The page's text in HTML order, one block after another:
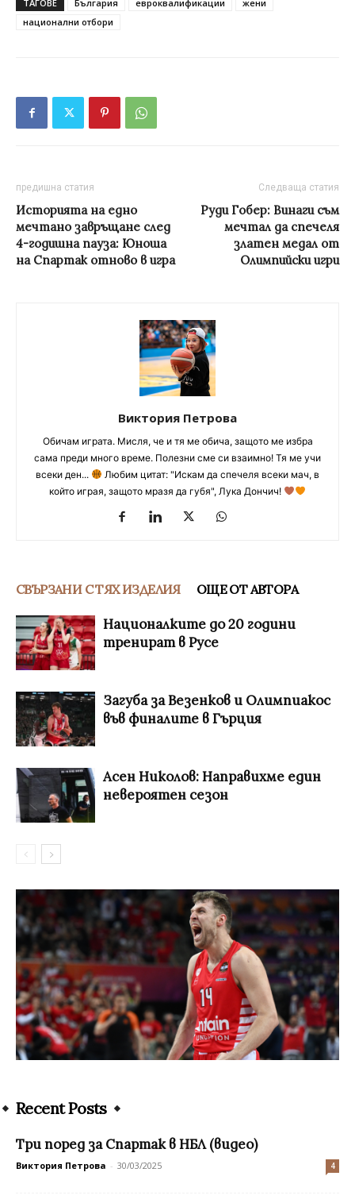
ТАГОВЕ България евроквалификации
жени
национални отбори
предишна статия
Историята на едно
мечтано завръщане след
4-годишна пауза: Юноша
на Спартак отново в игра
Следваща статия
Руди Гобер: Винаги съм
мечтал да спечеля
златен медал от
Олимпийски игри
Виктория Петрова
Обичам играта. Мисля, че и тя ме обича, защото ме избра
сама преди много време. Полезни сме си взаимно! Тя ме учи
всеки ден...
Любим цитат: "Искам да спечеля всеки мач, в
който играя, защото мразя да губя", Лука Дончич!
СВЪРЗАНИ С ТЯХ ИЗДЕЛИЯ ОЩЕ ОТ АВТОРА
Националките до 20 години
тренират в Русе
Загуба за Везенков и Олимпиакос
във финалите в Гърция
Асен Николов: Направихме един
невероятен сезон
Recent Posts
Три поред за Спартак в НБЛ (видео)
Виктория Петрова - 30/03/2025 4